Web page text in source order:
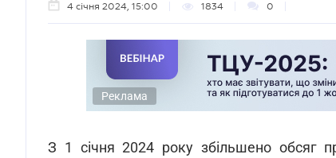
4 січня 2024, 15:00 1834 0
Реклама
З 1 січня 2024 року збільшено обсяг